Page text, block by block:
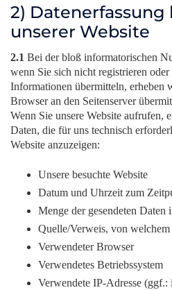
2) Datenerfassung
unserer Website
2.1 Bei der bloß informatorischen
wenn Sie sich nicht registrieren
Informationen übermitteln, erheben
Browser an den Seitenserver
Wenn Sie unsere Website aufrufen,
Daten, die für uns technisch
Website anzuzeigen:
Unsere besuchte Website
Datum und Uhrzeit zum
Menge der gesendeten Daten
Quelle/Verweis, von
Verwendeter Browser
Verwendetes Betriebssystem
Verwendete IP-Adresse